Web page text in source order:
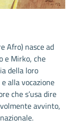
Afro) nasce ad
e Mirko, che
della loro
alla vocazione
che s’usa dire
avvinto,